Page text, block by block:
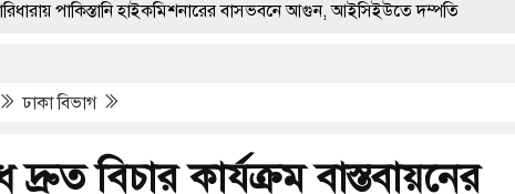
হাইকমিশনারের বাসভবনে আগুন, আইসিইউতে দম্পতি
গুলিতে শিক্ষক নিহত, হামলাকারীর আত্মহত্যা
নিরাপত্তা তল্লাশিতে ছাড় দেওয়া হবে না: মন্ত্রী
ঢাকা বিভাগ
দ্রুত বিচার কার্যক্রম বাস্তবায়নের